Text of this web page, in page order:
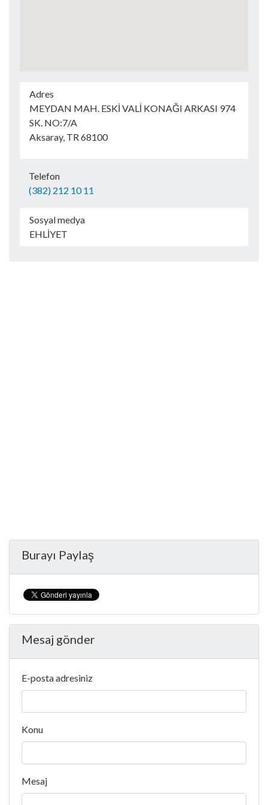
Adres
MEYDAN MAH. ESKİ VALİ KONAĞI ARKASI 974
SK. NO:7/A
Aksaray, TR 68100
Telefon
(382) 212 10 11
Sosyal medya
EHLİYET
Burayı Paylaş
Mesaj gönder
E-posta adresiniz
Konu
Mesaj